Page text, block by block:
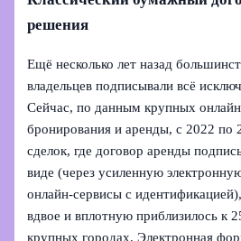
решения
Ещё несколько лет назад
владельцев подписывали всё
Сейчас, по данным крупных
бронирования и аренды, с 2022 по
сделок, где договор аренды
виде (через усиленную
онлайн-сервисы с
вдвое и вплотную приблизилось к
крупных городах. Электронная